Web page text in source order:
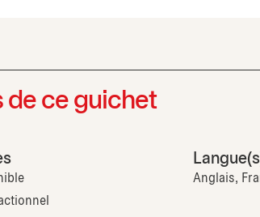
de ce guichet
Anglais,